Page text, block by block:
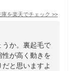
庫を楽天でチェック >>
うか。裏起毛で
が高く動きを
と思いますよ